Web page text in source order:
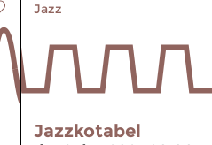
Jazz
Jazzkotabel